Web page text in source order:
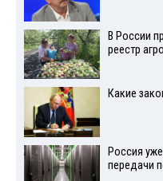
В России
реестр
Какие
Россия
передачи